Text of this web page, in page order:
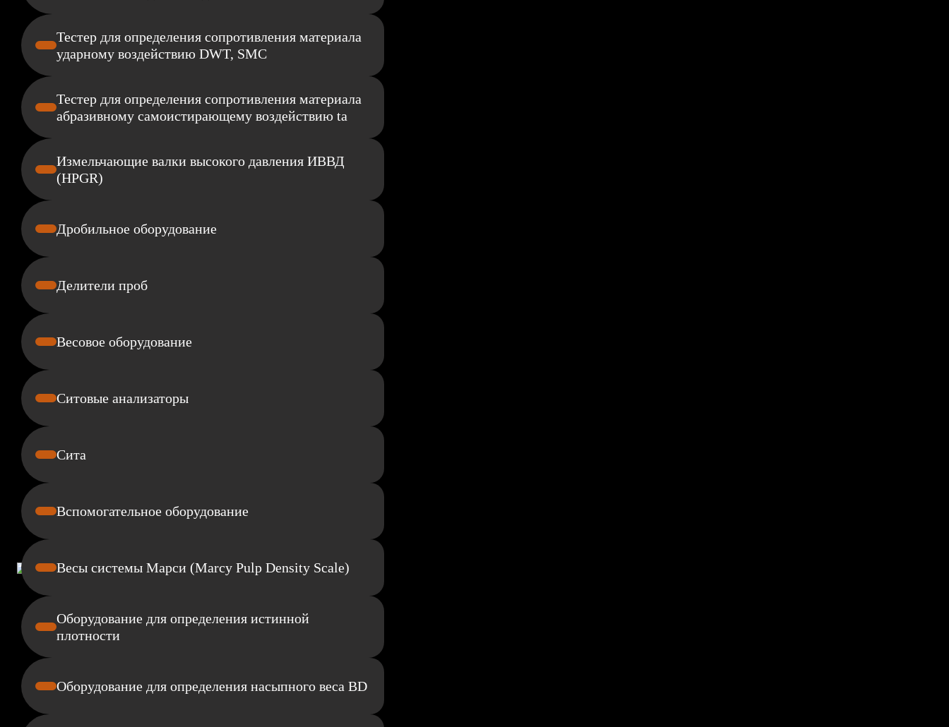
Тестер для определения сопротивления материала
ударному воздействию DWT, SMC
Тестер для определения сопротивления материала
абразивному самоистирающему воздействию ta
Измельчающие валки высокого давления ИВВД
(HPGR)
Дробильное оборудование
Делители проб
Весовое оборудование
Ситовые анализаторы
Сита
Вспомогательное оборудование
Весы системы Марси (Marcy Pulp Density Scale)
Оборудование для определения истинной
плотности
Оборудование для определения насыпного веса BD